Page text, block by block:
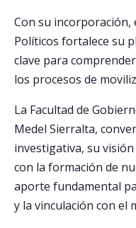
Con su incorporación,
Políticos fortalece su
clave para
los procesos de
La Facultad de
Medel Sierralta,
investigativa, su
con la formación de
aporte fundamental
y la vinculación con el